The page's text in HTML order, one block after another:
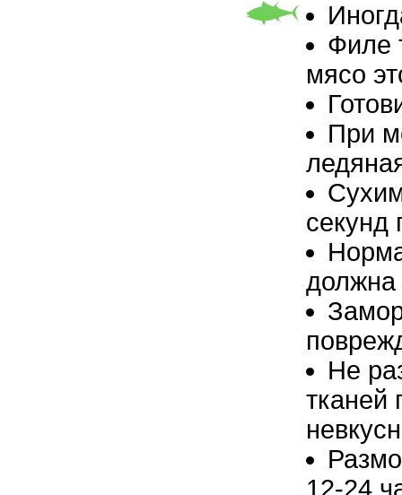
Филе
мясо
При
секунд
должна
Не
тканей
12-24